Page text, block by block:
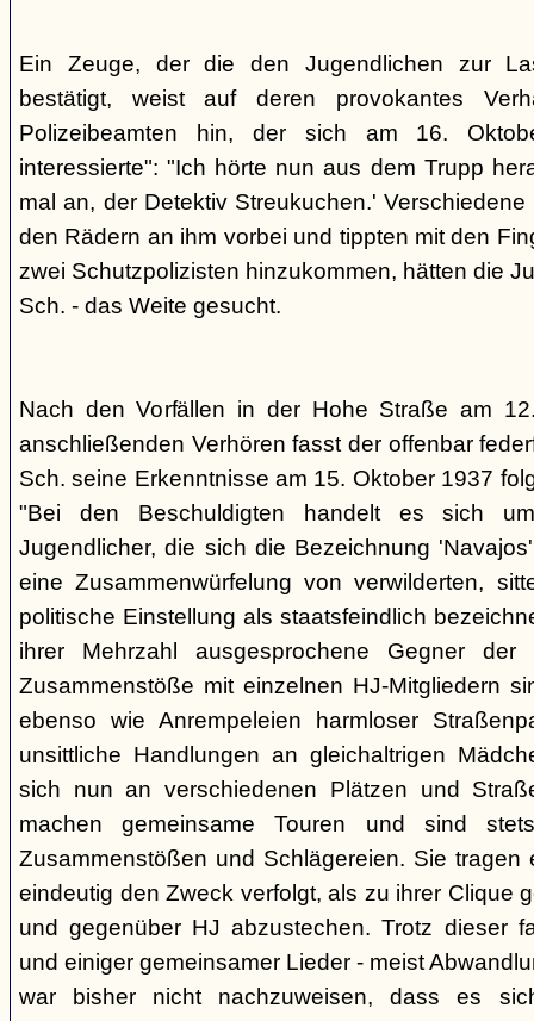
Ein Zeuge, der die den Jugendlichen zur
bestätigt, weist auf deren provokantes
Polizeibeamten hin, der sich am 16.
interessierte": "Ich hörte nun aus dem Trupp
mal an, der Detektiv Streukuchen.'
den Rädern an ihm vorbei und tippten mit den
zwei Schutzpolizisten hinzukommen, hätten die
Sch. - das Weite gesucht.
Nach den Vorfällen in der Hohe Straße am
anschließenden Verhören fasst der offenbar
Sch. seine Erkenntnisse am 15. Oktober 1937
"Bei den Beschuldigten handelt es sich
Jugendlicher, die sich die Bezeichnung
eine Zusammenwürfelung von verwilderten,
politische Einstellung als staatsfeindlich
ihrer Mehrzahl ausgesprochene Gegner
Zusammenstöße mit einzelnen HJ-Mitgliedern
ebenso wie Anrempeleien harmloser
unsittliche Handlungen an gleichaltrigen
sich nun an verschiedenen Plätzen und
machen gemeinsame Touren und sind
Zusammenstößen und Schlägereien. Sie tragen
eindeutig den Zweck verfolgt, als zu ihrer Clique
und gegenüber HJ abzustechen. Trotz dieser
und einiger gemeinsamer Lieder - meist
war bisher nicht nachzuweisen, dass es